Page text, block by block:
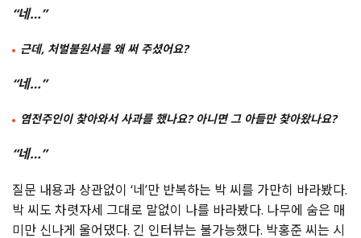
“네…”
근데, 처벌불원서를 왜 써 주셨어요?
“네…”
염전주인이 찾아와서 사과를 했나요? 아니면 그 아들만 찾아왔나요?
“네…”
질문 내용과 상관없이 ‘네’만 반복하는 박 씨를 가만히 바라봤다.
박 씨도 차렷자세 그대로 말없이 나를 바라봤다. 나무에 숨은 매
미만 신나게 울어댔다. 긴 인터뷰는 불가능했다. 박홍준 씨는 시